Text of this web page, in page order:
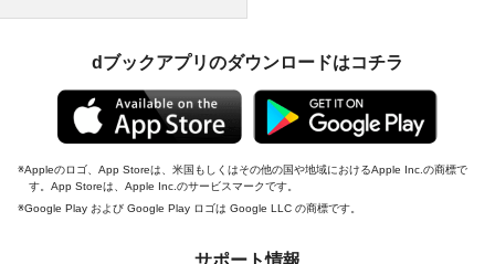
dブックアプリのダウンロードはコチラ
Appleのロゴ、App Storeは、米国もしくはその他の国や地域におけるApple Inc.の商標で
す。App Storeは、Apple Inc.のサービスマークです。
Google Play および Google Play ロゴは Google LLC の商標です。
サポート情報